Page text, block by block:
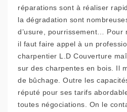
réparations sont à réaliser
la dégradation sont
d’usure, pourrissement… Pour
il faut faire appel à un
charpentier L.D Couverture
sur des charpentes en bois. Il
de bûchage. Outre les
réputé pour ses tarifs
toutes négociations. On le